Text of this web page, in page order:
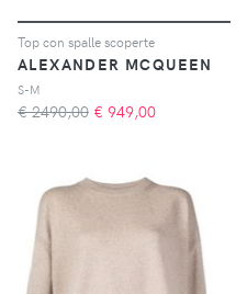
Top con spalle scoperte
ALEXANDER MCQUEEN
S-M
€ 2490,00 € 949,00